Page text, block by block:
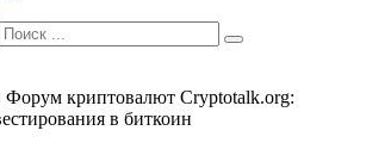
Форум криптовалют Cryptotalk.org:
в биткоин